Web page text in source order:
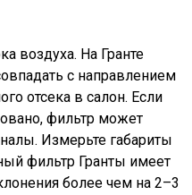
воздуха. На Гранте
с направлением
отсека в салон. Если
фильтр может
Измерьте габариты
фильтр Гранты имеет
более чем на 2–3